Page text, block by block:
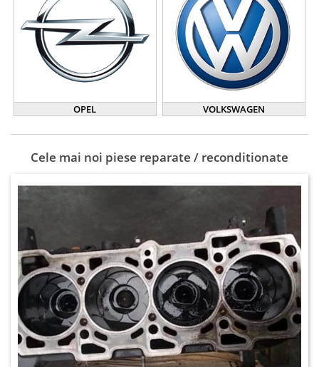
OPEL VOLKSWAGEN
Cele mai noi piese reparate / reconditionate